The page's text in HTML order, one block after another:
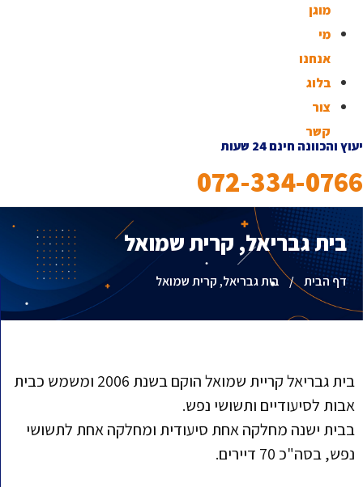
מוגן
מי
אנחנו
בלוג
צור
קשר
יעוץ והכוונה חינם 24 שעות
072-334-0766
בית גבריאל, קרית שמואל
דף הבית / בית גבריאל, קרית שמואל
בית גבריאל קריית שמואל הוקם בשנת 2006 ומשמש כבית
אבות לסיעודיים ותשושי נפש.
בבית ישנה מחלקה אחת סיעודית ומחלקה אחת לתשושי
נפש, בסה"כ 70 דיירים.